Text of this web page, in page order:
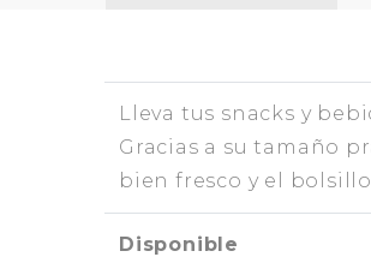
Lleva tus snacks y
Gracias a su tamaño
bien fresco y el
Disponible